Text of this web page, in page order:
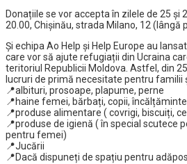
Donațiile se vor accepta în zilele de 25 și
20.00, Chișinău, strada Milano, 12 (lângă
Și echipa Ao Help și Help Europe au
care vor să ajute refugiații din Ucraina
teritoriul Republicii Moldova. Astfel, din
lucruri de primă necesitate pentru familii
📍albituri, prosoape, plapume, perne
📍haine femei, bărbați, copii, încălțăminte
📍produse alimentare ( covrigi, biscuiți,
📍produse de igienă ( în special scutece
pentru femei)
📍Jucării
📍Dacă dispuneți de spațiu pentru